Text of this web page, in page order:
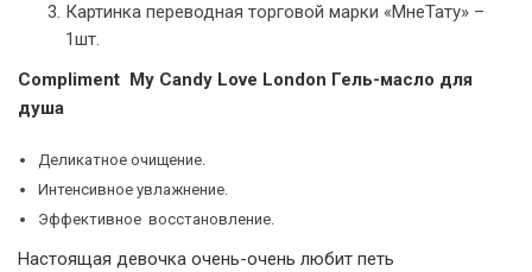
Картинка переводная торговой марки «МнеТату» –
1шт.
Compliment My Candy Love London Гель-масло для
душа
Деликатное очищение.
Интенсивное увлажнение.
Эффективное восстановление.
Настоящая девочка очень-очень любит петь